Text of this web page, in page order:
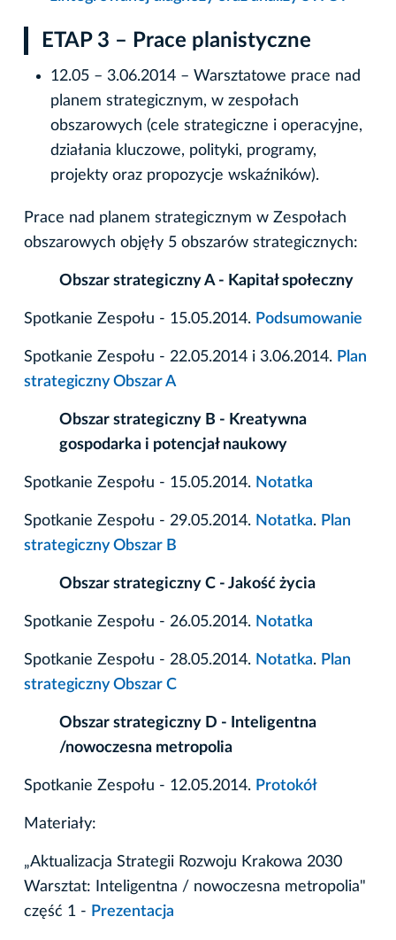
ETAP 3 – Prace planistyczne
12.05 – 3.06.2014 – Warsztatowe prace nad
planem strategicznym, w zespołach
obszarowych (cele strategiczne i operacyjne,
działania kluczowe, polityki, programy,
projekty oraz propozycje wskaźników).
Prace nad planem strategicznym w Zespołach
obszarowych objęły 5 obszarów strategicznych:
Obszar strategiczny A - Kapitał społeczny
Spotkanie Zespołu - 15.05.2014. Podsumowanie
Spotkanie Zespołu - 22.05.2014 i 3.06.2014. Plan
strategiczny Obszar A
Obszar strategiczny B - Kreatywna
gospodarka i potencjał naukowy
Spotkanie Zespołu - 15.05.2014. Notatka
Spotkanie Zespołu - 29.05.2014. Notatka. Plan
strategiczny Obszar B
Obszar strategiczny C - Jakość życia
Spotkanie Zespołu - 26.05.2014. Notatka
Spotkanie Zespołu - 28.05.2014. Notatka. Plan
strategiczny Obszar C
Obszar strategiczny D - Inteligentna
/nowoczesna metropolia
Spotkanie Zespołu - 12.05.2014. Protokół
Materiały:
„Aktualizacja Strategii Rozwoju Krakowa 2030
Warsztat: Inteligentna / nowoczesna metropolia"
część 1 - Prezentacja